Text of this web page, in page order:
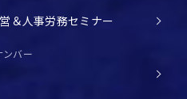
人事労務セミナー
ンバー